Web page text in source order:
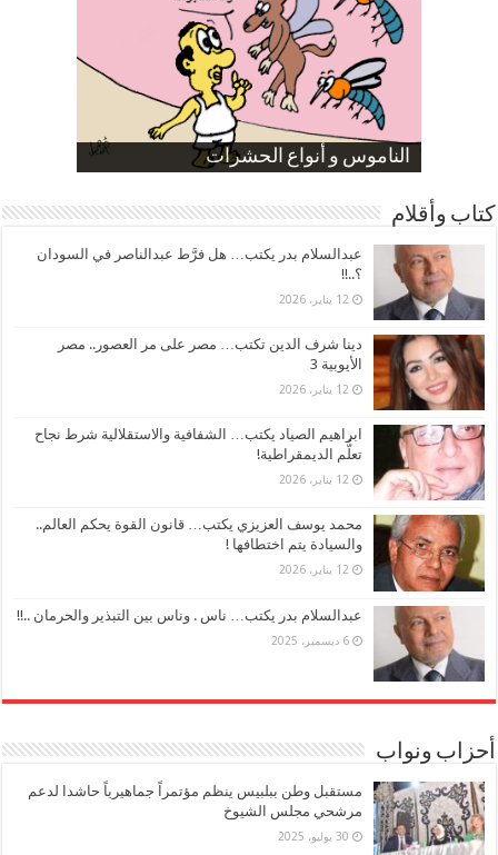
الناموس و أنواع الحشرات
الموظفين بعد ارتفاع الأسعار
ارتفاع نسبة الطلاق في مصر
صورة كاركاتيرية
صورة كاركاتيرية
كتاب وأقلام
عبدالسلام بدر يكتب… هل فرَّط عبدالناصر في السودان
؟..!!
12 يناير، 2026
دينا شرف الدين تكتب… مصر على مر العصور.. مصر
الأيوبية 3
12 يناير، 2026
ابراهيم الصياد يكتب… الشفافية والاستقلالية شرط نجاح
تعلُّم الديمقراطية!
12 يناير، 2026
محمد يوسف العزيزي يكتب… قانون القوة يحكم العالم..
والسيادة يتم اختطافها !
12 يناير، 2026
عبدالسلام بدر يكتب… ناس . وناس بين التبذير والحرمان ..!!
6 ديسمبر، 2025
أحزاب ونواب
مستقبل وطن ببلبيس ينظم مؤتمراً جماهيرياً حاشدا لدعم
مرشحي مجلس الشيوخ
30 يوليو، 2025